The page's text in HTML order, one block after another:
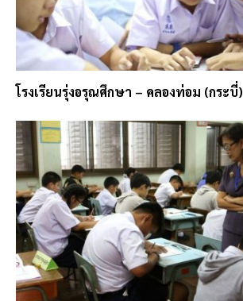
โรงเรียนรุ่งอรุณศึกษา – คลองท่อม (กระบี่)